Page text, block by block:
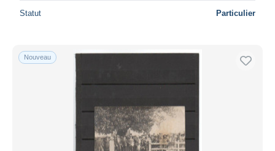
Statut Particulier
Nouveau